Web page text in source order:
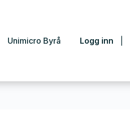
Unimicro Byrå Logg inn